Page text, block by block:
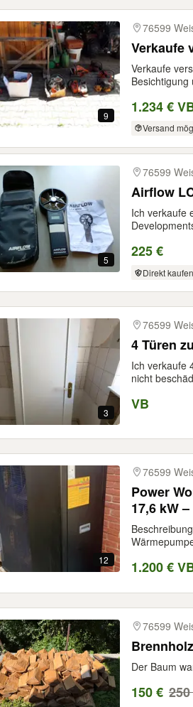
9
76599
Verkaufe
Verkaufe
Besichtigung
1.234 €
Versand
5
76599
Airflow
Ich verkaufe
225 €
Direkt kaufen
3
76599
4 Türen
Ich verkaufe
nicht
VB
12
76599
Power
17,6 kW
1.200 €
76599
Der Baum
150 €